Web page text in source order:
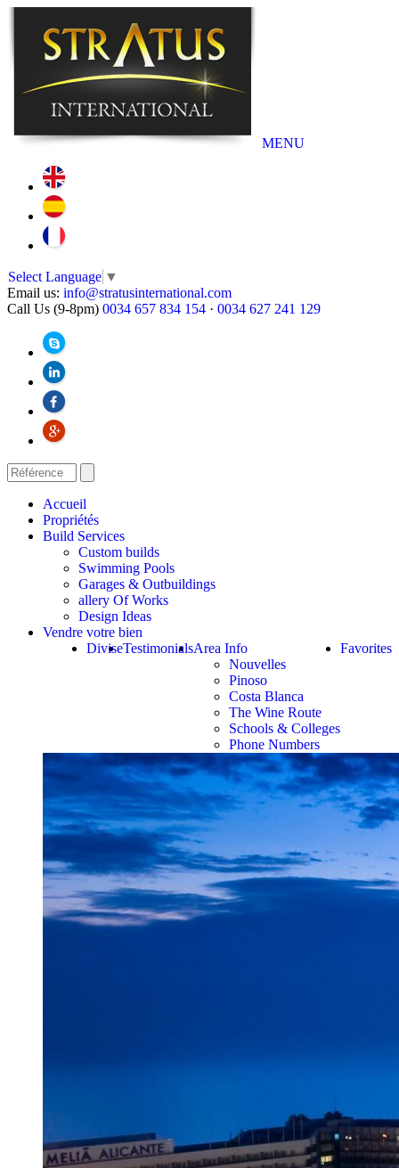
MENU
Select Language ▼
Email us: info@stratusinternational.com
Call Us (9-8pm) 0034 657 834 154 · 0034 627 241 129
Accueil
Propriétés
Build Services
Custom builds
Swimming Pools
Garages & Outbuildings
allery Of Works
Design Ideas
Vendre votre bien
Favorites
Area Info
Nouvelles
Pinoso
Costa Blanca
The Wine Route
Schools & Colleges
Phone Numbers
Testimonials
Divise